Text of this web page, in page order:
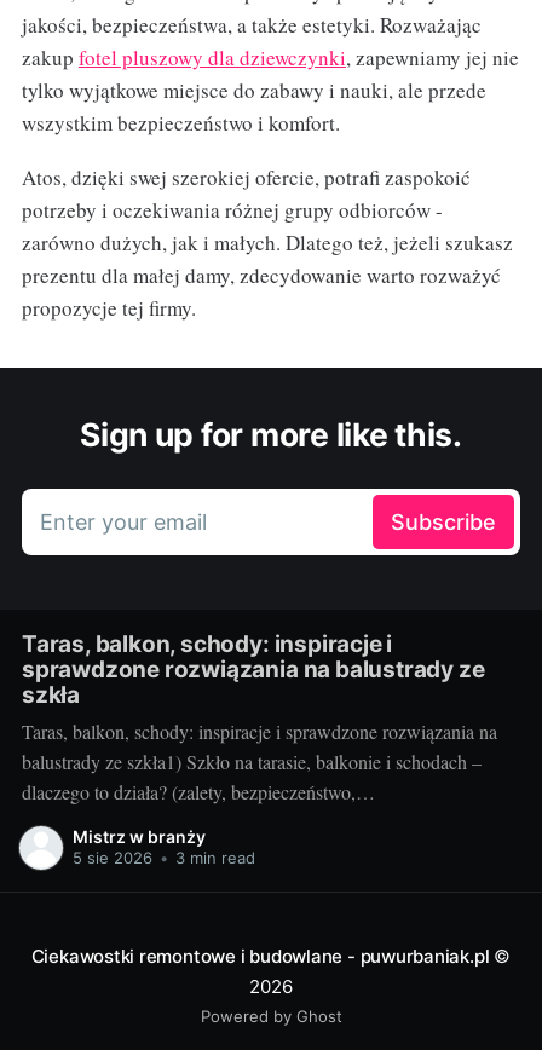
jakości, bezpieczeństwa, a także estetyki. Rozważając
zakup fotel pluszowy dla dziewczynki, zapewniamy jej nie
tylko wyjątkowe miejsce do zabawy i nauki, ale przede
wszystkim bezpieczeństwo i komfort.
Atos, dzięki swej szerokiej ofercie, potrafi zaspokoić
potrzeby i oczekiwania różnej grupy odbiorców -
zarówno dużych, jak i małych. Dlatego też, jeżeli szukasz
prezentu dla małej damy, zdecydowanie warto rozważyć
propozycje tej firmy.
Sign up for more like this.
Enter your email Subscribe
Taras, balkon, schody: inspiracje i
sprawdzone rozwiązania na balustrady ze
szkła
Taras, balkon, schody: inspiracje i sprawdzone rozwiązania na
balustrady ze szkła1) Szkło na tarasie, balkonie i schodach –
dlaczego to działa? (zalety, bezpieczeństwo,
inspiracje)Balustrady szklane to przepis na lekką, jasną i
elegancką przestrzeń. Na tarasie i balkonie nie odcinają widoku,
Mistrz w branży
5 sie 2026 • 3 min read
Ciekawostki remontowe i budowlane - puwurbaniak.pl ©
2026
Powered by Ghost